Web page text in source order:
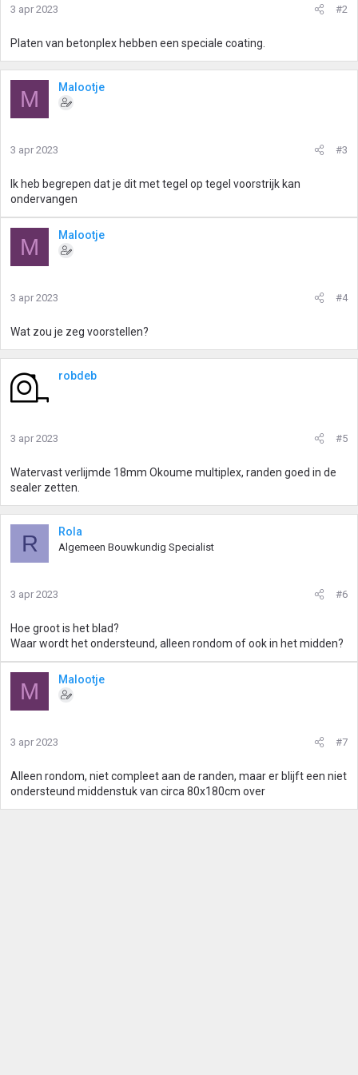
3 apr 2023 #2
Platen van betonplex hebben een speciale coating.
M Malootje
3 apr 2023 #3
Ik heb begrepen dat je dit met tegel op tegel voorstrijk kan
ondervangen
M Malootje
3 apr 2023 #4
Wat zou je zeg voorstellen?
robdeb
3 apr 2023 #5
Watervast verlijmde 18mm Okoume multiplex, randen goed in de
sealer zetten.
R Rola
Algemeen Bouwkundig Specialist
3 apr 2023 #6
Hoe groot is het blad?
Waar wordt het ondersteund, alleen rondom of ook in het midden?
M Malootje
3 apr 2023 #7
Alleen rondom, niet compleet aan de randen, maar er blijft een niet
ondersteund middenstuk van circa 80x180cm over